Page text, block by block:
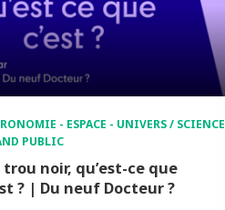
- ESPACE - UNIVERS / SCIENCE
PUBLIC
trou noir, qu’est-ce que
? | Du neuf Docteur ?